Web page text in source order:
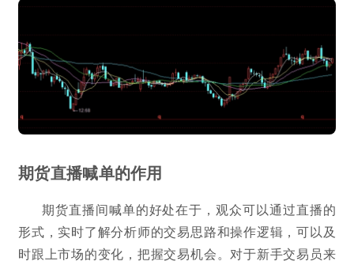
期货直播喊单的作用
期货直播间喊单的好处在于，观众可以通过直播的
形式，实时了解分析师的交易思路和操作逻辑，可以及
时跟上市场的变化，把握交易机会。对于新手交易员来